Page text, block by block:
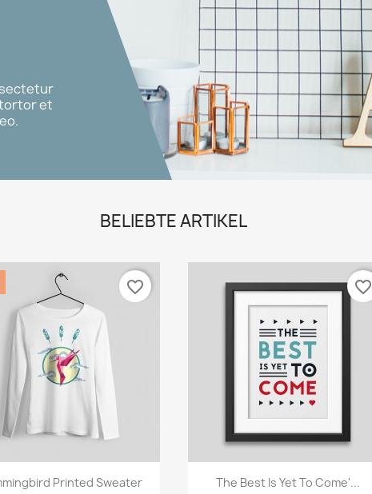
et
BELIEBTE ARTIKEL
Vorschau
Printed Sweater
favorite_border
Vorschau
The Best Is Yet To Come'...
favorite_border